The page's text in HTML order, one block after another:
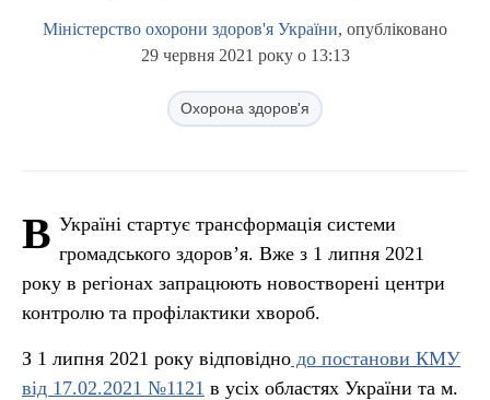
Міністерство охорони здоров'я України, опубліковано
29 червня 2021 року о 13:13
Охорона здоров'я
В Україні стартує трансформація системи
громадського здоров’я. Вже з 1 липня 2021
року в регіонах запрацюють новостворені центри
контролю та профілактики хвороб.
З 1 липня 2021 року відповідно до постанови КМУ
від 17.02.2021 №1121 в усіх областях України та м.